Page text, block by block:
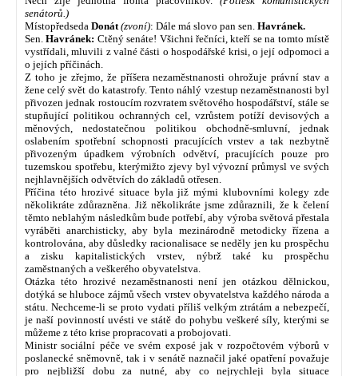
senátorů.)
Místopředseda Donát (zvoní): Dále má slovo pan sen. Havránek.
Sen. Havránek: Ctěný senáte! Všichni řečníci, kteří se na tomto místě
vystřídali, mluvili z valné části o hospodářské krisi, o její odpomoci a
o jejích příčinách.
Z toho je zřejmo, že příšera nezaměstnanosti ohrožuje právní stav a
žene celý svět do katastrofy. Tento náhlý vzestup nezaměstnanosti byl
přivozen jednak rostoucím rozvratem světového hospodářství, stále se
stupňující politikou ochranných cel, vzrůstem potíží devisových a
měnových, nedostatečnou politikou obchodně-smluvní, jednak
oslabením spotřební schopnosti pracujících vrstev a tak nezbytně
přivozeným úpadkem výrobních odvětví, pracujících pouze pro
tuzemskou spotřebu, kterýmižto zjevy byl vývozní průmysl ve svých
nejhlavnějších odvětvích do základů otřesen.
Příčina této hrozivé situace byla již mými klubovními kolegy zde
několikráte zdůrazněna. Již několikráte jsme zdůraznili, že k čelení
těmto neblahým následkům bude potřebí, aby výroba světová přestala
vyráběti anarchisticky, aby byla mezinárodně metodicky řízena a
kontrolována, aby důsledky racionalisace se neděly jen ku prospěchu
a zisku kapitalistických vrstev, nýbrž také ku prospěchu
zaměstnaných a veškerého obyvatelstva.
Otázka této hrozivé nezaměstnanosti není jen otázkou dělnickou,
dotýká se hluboce zájmů všech vrstev obyvatelstva každého národa a
státu. Nechceme-li se proto vydati příliš velkým ztrátám a nebezpečí,
je naší povinností uvésti ve státě do pohybu veškeré síly, kterými se
můžeme z této krise propracovati a probojovati.
Ministr sociální péče ve svém exposé jak v rozpočtovém výborů v
poslanecké sněmovně, tak i v senátě naznačil jaké opatření považuje
pro nejbližší dobu za nutné, aby co nejrychleji byla situace